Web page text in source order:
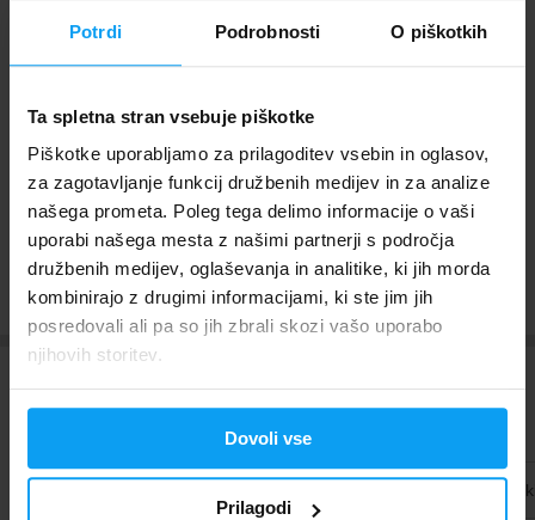
Potrdi Podrobnosti O piškotkih
Ta spletna stran vsebuje piškotke
Piškotke uporabljamo za prilagoditev vsebin in oglasov,
za zagotavljanje funkcij družbenih medijev in za analize
našega prometa. Poleg tega delimo informacije o vaši
uporabi našega mesta z našimi partnerji s področja
družbenih medijev, oglaševanja in analitike, ki jih morda
kombinirajo z drugimi informacijami, ki ste jim jih
posredovali ali pa so jih zbrali skozi vašo uporabo
njihovih storitev.
Dovoli vse
Prilagodi
19,98€
Prom-In
4,8
14,90
Pokaži več
Najbolj prodajano